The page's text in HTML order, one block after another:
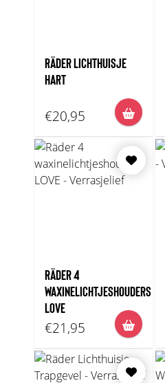
RÄDER LICHTHUISJE
HART
€20,95
RÄDER 4
WAXINELICHTJESHOUDERS
LOVE
€21,95